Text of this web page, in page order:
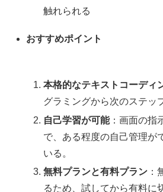
触れられる
おすすめポイント
本格的なテキストコーディ
グラミングから次のステッ
自己学習が可能：画面の指
で、ある程度の自己管理が
いる。
無料プランと有料プラン ：
るため、試してから有料に